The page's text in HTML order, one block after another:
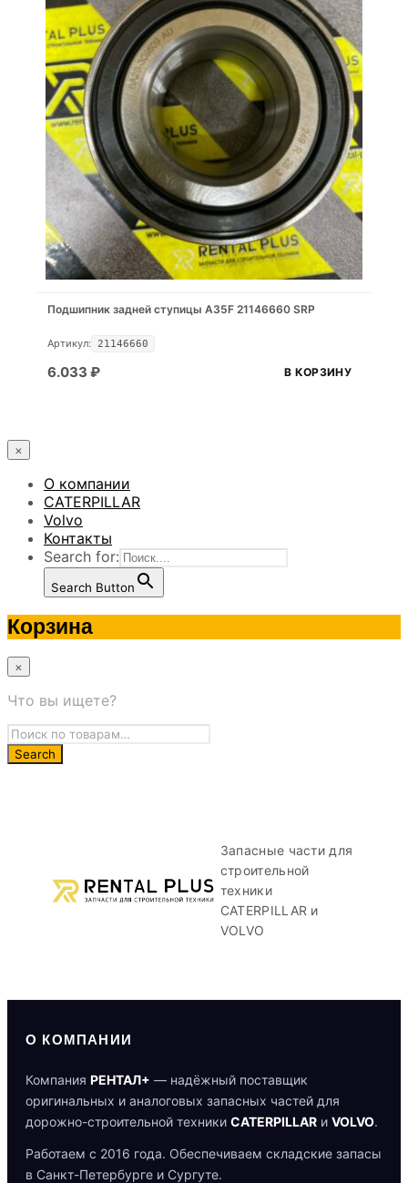
Подшипник задней ступицы A35F 21146660 SRP
Артикул: 21146660
6.033 ₽ В КОРЗИНУ
×
О компании
CATERPILLAR
Volvo
Контакты
Search for:
Search Button
Корзина
×
Что вы ищете?
Запасные части для
строительной
техники
CATERPILLAR и
VOLVO
О КОМПАНИИ
Компания РЕНТАЛ+ — надёжный поставщик
оригинальных и аналоговых запасных частей для
дорожно-строительной техники CATERPILLAR и VOLVO.
Работаем с 2016 года. Обеспечиваем складские запасы
в Санкт-Петербурге и Сургуте.